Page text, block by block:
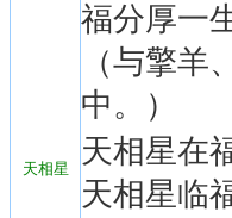
天相星
福分厚一
（与擎
中。）
天相星在
天相星临